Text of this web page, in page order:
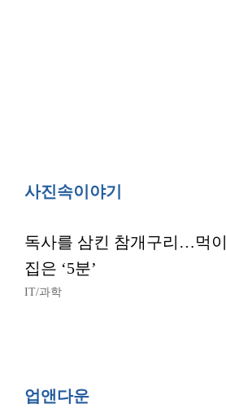
사진속이야기
독사를 삼킨 참개구리…먹
집은 ‘5분’
IT/과학
업앤다운